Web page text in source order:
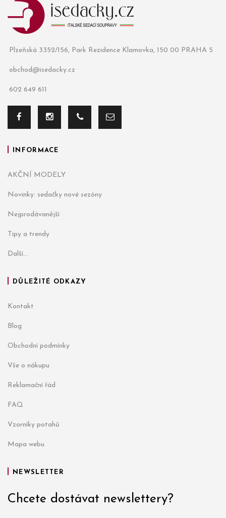
Plzeňská 3352/156, Park Rezidence Klamovka, 150 00 PRAHA 5
obchod@isedacky.cz
602 649 611
INFORMACE
AKČNÍ MODELY
Novinky: sedačky nové sezóny
Nejprodávanější
Tipy a trendy
Další...
DŮLEŽITÉ ODKAZY
Kontakt
Blog
Obchodní podmínky
Vše o nákupu
Reklamační řád
FAQ
Vzorníky potahů
Mapa webu
NEWSLETTER
Chcete dostávat newslettery?